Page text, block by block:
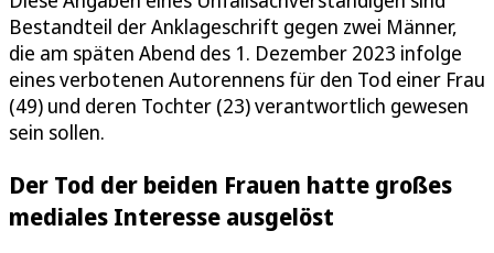
Bestandteil der Anklageschrift gegen zwei Männer,
die am späten Abend des 1. Dezember 2023 infolge
eines verbotenen Autorennens für den Tod einer Frau
(49) und deren Tochter (23) verantwortlich gewesen
sein sollen.
Der Tod der beiden Frauen hatte großes
mediales Interesse ausgelöst